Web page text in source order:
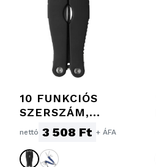
10 FUNKCIÓS
SZERSZÁM,
FEKETE
nettó 3 508 Ft + ÁFA